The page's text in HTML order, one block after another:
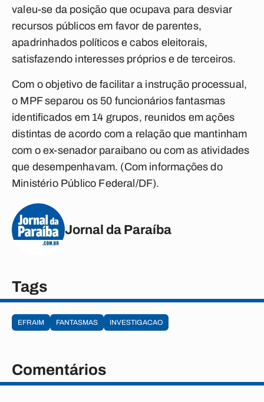
valeu-se da posição que ocupava para desviar
recursos públicos em favor de parentes,
apadrinhados políticos e cabos eleitorais,
satisfazendo interesses próprios e de terceiros.
Com o objetivo de facilitar a instrução processual,
o MPF separou os 50 funcionários fantasmas
identificados em 14 grupos, reunidos em ações
distintas de acordo com a relação que mantinham
com o ex-senador paraibano ou com as atividades
que desempenhavam. (Com informações do
Ministério Público Federal/DF).
Jornal da Paraíba
Tags
EFRAIM FANTASMAS INVESTIGACAO
Comentários